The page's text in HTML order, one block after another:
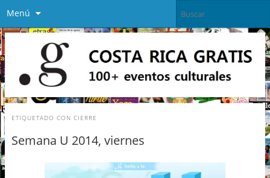
Menú
ETIQUETADO CON CIERRE
Semana U 2014, viernes